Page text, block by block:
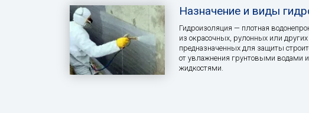
Назначение и виды
Гидроизоляция — плотная
из окрасочных, рулонных или других
предназначенных для защиты
от увлажнения грунтовыми водами
жидкостями.